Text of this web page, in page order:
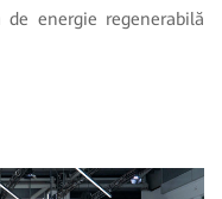
de energie regenerabilă